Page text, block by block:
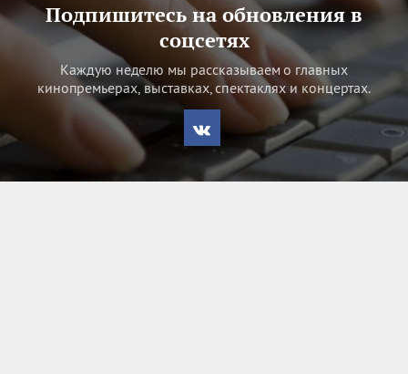
Подпишитесь на обновления в
соцсетях
Каждую неделю мы рассказываем о главных
кинопремьерах, выставках, спектаклях и концертах.